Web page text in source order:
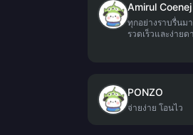
Amirul Coenej
ทุกอย่างราบรื่นม
รวดเร็วและง่ายด
PONZO
จ่ายง่าย โอนไว